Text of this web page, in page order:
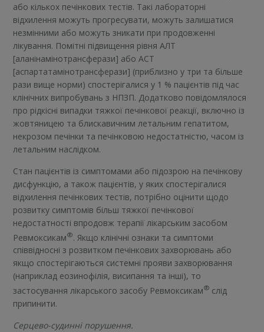
або кількох печінкових тестів. Такі лабораторні
відхилення можуть прогресувати, можуть залишатися
незмінними або можуть зникати при продовженні
лікування. Помітні підвищення рівня АЛТ
[аланінамінотрансферази] або АСТ
[аспартатамінотрансферази] (приблизно у три та більше
рази вище норми) спостерігалися у 1 % пацієнтів під час
клінічних випробувань з НПЗП. Додатково повідомлялося
про рідкісні випадки тяжкої печінкової реакції, включно із
жовтяницею та блискавичним летальним гепатитом,
некрозом печінки та печінковою недостатністю, часом із
летальним наслідком.
Стан пацієнтів із симптомами або підозрою на печінкову
дисфункцію, а також пацієнтів, у яких спостерігалися
відхилення печінкових тестів, потрібно оцінити щодо
розвитку симптомів більш тяжкої печінкової
недостатності впродовж терапії лікарським засобом
Ревмоксикам®. Якщо клінічні ознаки та симптоми
співвідносні з розвитком печінкових захворювань або
якщо спостерігаються системні прояви захворювання
(наприклад еозинофілія, висипання та інші), то
застосування лікарського засобу Ревмоксикам® слід
припинити.
Серцево-судинні порушення.